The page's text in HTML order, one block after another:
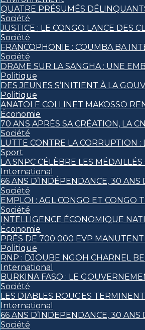
QUATRE PRÉSUMÉS
Société
JUSTICE : LE CONGO LANCE DES
Société
FRANCOPHONIE : COUMBA BA
Société
DRAME SUR LA SANGHA : UNE
Politique
DES JEUNES S’INITIENT À LA
Politique
ANATOLE COLLINET MAKOSSO
Économie
70 ANS APRÈS SA CRÉATION, LA
Société
LUTTE CONTRE LA CORRUPTION :
Sport
LA SNPC CÉLÈBRE LES
International
66 ANS D’INDÉPENDANCE, 30 ANS
Société
EMPLOI : AGL CONGO ET CONGO
Société
INTELLIGENCE ÉCONOMIQUE
Économie
PRÈS DE 700 000 EVP
Politique
RNP : DJOUBE NGOH CHARNEL
International
BURKINA FASO : LE
Société
LES DIABLES ROUGES
International
66 ANS D’INDEPENDANCE, 30 ANS
Société